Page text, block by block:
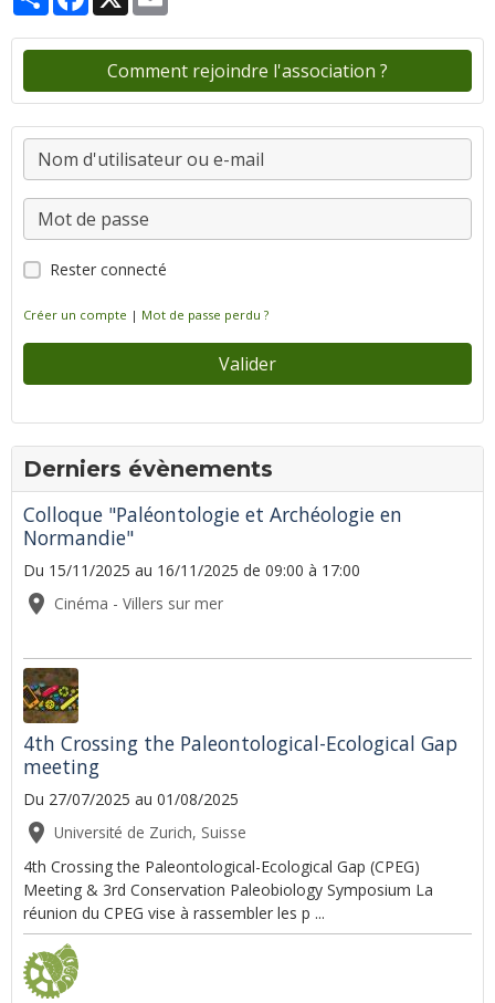
Comment rejoindre l'association ?
Rester connecté
Créer un compte | Mot de passe perdu ?
Valider
Derniers évènements
Colloque "Paléontologie et Archéologie en
Normandie"
Du 15/11/2025 au 16/11/2025 de 09:00 à 17:00
Cinéma - Villers sur mer
4th Crossing the Paleontological-Ecological Gap
meeting
Du 27/07/2025 au 01/08/2025
Université de Zurich, Suisse
4th Crossing the Paleontological-Ecological Gap (CPEG)
Meeting & 3rd Conservation Paleobiology Symposium La
réunion du CPEG vise à rassembler les p ...